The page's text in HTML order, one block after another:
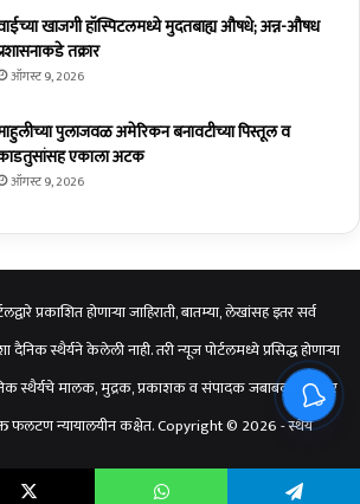
खाजगी हॉस्पिटलमध्ये मुदतबाह्य औषधे; अन्न-औषध
तक्रार
ऑगस्ट 9, 2026
पुलाजवळ अमेरिकन बनावटीच्या पिस्तूल व
एकाला अटक
ऑगस्ट 9, 2026
प्रकाशित होणाऱ्या जाहिराती, बातम्या, लेखांसह इतर सर्व
दैनिक स्थैर्यने केलेली नाही. तरी न्यूज पोर्टलमध्ये प्रसिद्ध होणाऱ्या
स्थैर्यचे मालक, मुद्रक, प्रकाशक व संपादक जबाबदार राहणार
फलटण न्यायालयीन कक्षेत. Copyright © 2026 - स्थैर्य